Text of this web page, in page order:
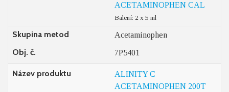
ACETAMINOPHEN CAL
Balení: 2 x 5 ml
Skupina metod Acetaminophen
Obj. č. 7P5401
Název produktu
ALINITY C
ACETAMINOPHEN 200T